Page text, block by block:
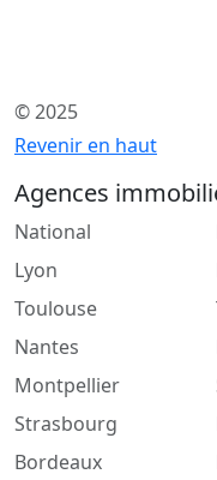
© 2025
Revenir en haut
Agences
National
Lyon
Toulouse
Nantes
Montpellier
Strasbourg
Bordeaux